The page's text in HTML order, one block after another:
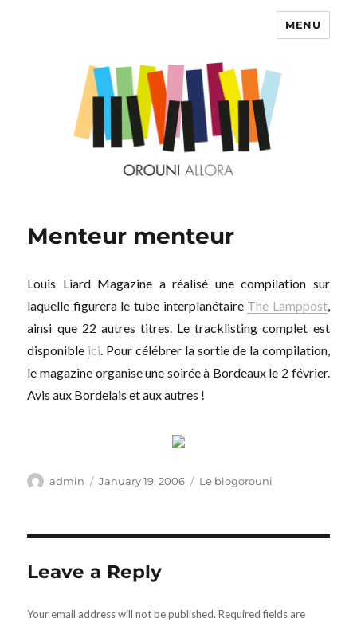
MENU
Menteur menteur
Louis Liard Magazine a réalisé une compilation sur
laquelle figurera le tube interplanétaire The Lamppost,
ainsi que 22 autres titres. Le tracklisting complet est
disponible ici. Pour célébrer la sortie de la compilation,
le magazine organise une soirée à Bordeaux le 2 février.
Avis aux Bordelais et aux autres !
Author
admin
Posted
January 19, 2006 Categories
Le blogorouni
Leave a Reply
Your email address will not be published. Required fields are